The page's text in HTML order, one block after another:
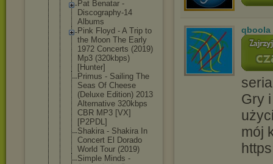
Pat Benatar -
Discography-14
Albums
Pink Floyd - A Trip to
the Moon The Early
1972 Concerts (2019)
Mp3 (320kbps)
[Hunter]
Primus - Sailing The
Seas Of Cheese
(Deluxe Edition) 2013
Alternative 320kbps
CBR MP3 [VX]
[P2PDL]
Shakira - Shakira In
Concert El Dorado
World Tour (2019)
Simple Minds -
qboola
Gry
mój